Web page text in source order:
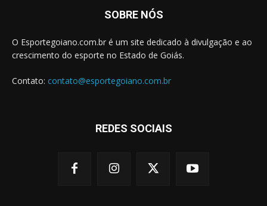
SOBRE NÓS
O Esportegoiano.com.br é um site dedicado à divulgação e ao
crescimento do esporte no Estado de Goiás.
Contato: contato@esportegoiano.com.br
REDES SOCIAIS